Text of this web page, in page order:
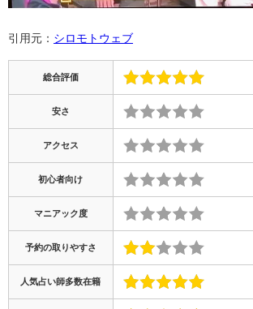
引用元： シロモトウェブ
総合評価
安さ
アクセス
初心者向け
マニアック度
予約の取りやすさ
人気占い師多数在籍